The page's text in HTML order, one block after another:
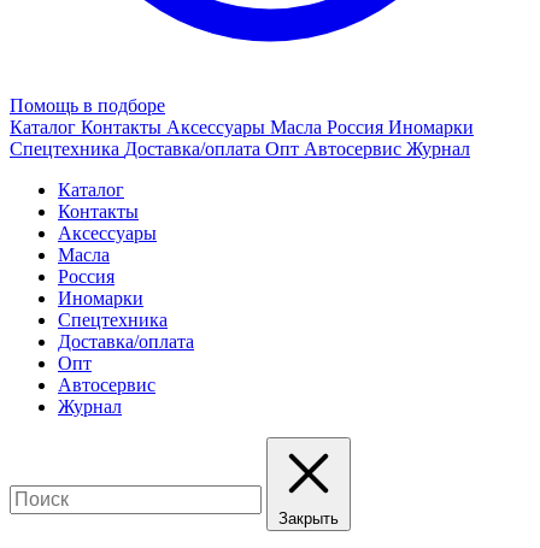
Помощь в подборе
Каталог Контакты Аксессуары Масла Россия Иномарки
Спецтехника Доставка/оплата Опт Автосервис Журнал
Каталог
Контакты
Аксессуары
Масла
Россия
Иномарки
Спецтехника
Доставка/оплата
Опт
Автосервис
Журнал
Закрыть